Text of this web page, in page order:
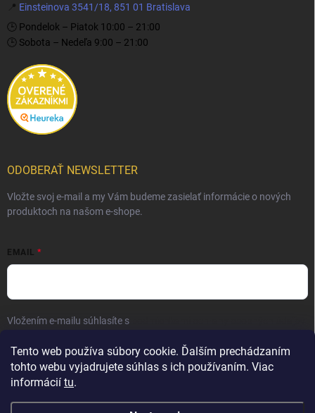
Tento web používa súbory cookie. Ďalším prechádzaním
tohto webu vyjadrujete súhlas s ich používaním. Viac
informácií tu.
📍 Einsteinova 3541/18, 851 01 Bratislava
🕒 Pondelok – Piatok 10:00 – 21:00
🕒 Sobota – Nedeľa 9:00 – 21:00
ODOBERAŤ NEWSLETTER
Vložte svoj e-mail a my Vám budeme zasielať informácie o nových
produktoch na našom e-shope.
EMAIL
Vložením e-mailu súhlasíte s
Prihlásiť sa